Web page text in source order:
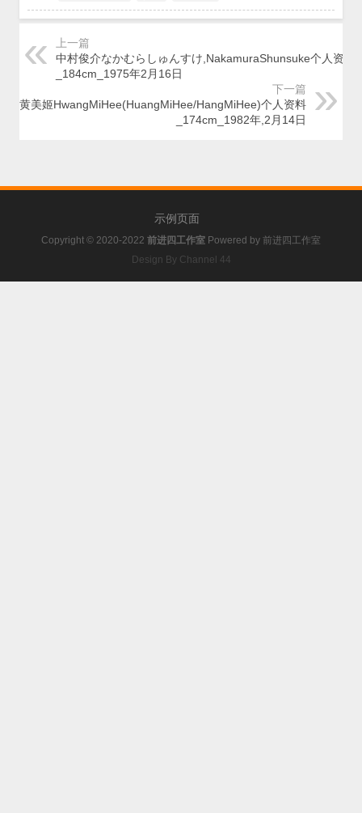
上一篇
中村俊介なかむらしゅんすけ,NakamuraShunsuke个人资料
_184cm_1975年2月16日
下一篇
黄美姬HwangMiHee(HuangMiHee/HangMiHee)个人资料
_174cm_1982年,2月14日
示例页面
Copyright © 2020-2022 前进四工作室 Powered by 前进四工作室
Design By Channel 44